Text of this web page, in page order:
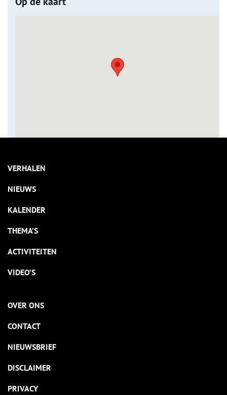
VERHALEN
NIEUWS
KALENDER
THEMA’S
ACTIVITEITEN
VIDEO’S
OVER ONS
CONTACT
NIEUWSBRIEF
DISCLAIMER
PRIVACY